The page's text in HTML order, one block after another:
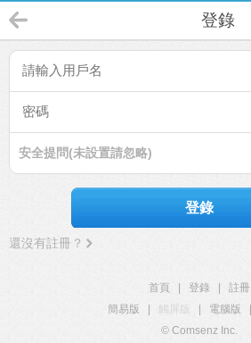
登錄
安全提問(未設置請忽略)
登錄
還沒有註冊？
首頁 登錄
註冊
簡易版
觸屏版 電腦版
© Comsenz Inc.